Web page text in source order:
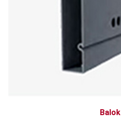
Balok